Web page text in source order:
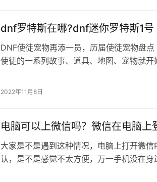
dnf罗特斯在哪?dnf迷你罗特斯1号
DNF使徒宠物再添一员，历届使徒宠物盘
使徒的一系列故事、道具、地图、宠物就
2022年11月8日
电脑可以上微信吗？微信在电脑上
大家是不是遇到这种情况，电脑上打开微
认，是不是感觉不太方便，万一手机没在